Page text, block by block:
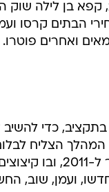
הון. כשהמשבר הפיננסי היכה בעולם
הבתים קרסו
ואחרים
כדי להשיב
הצליח
בלבד. תקציב חדש שניסתה
ועמן, שוב,